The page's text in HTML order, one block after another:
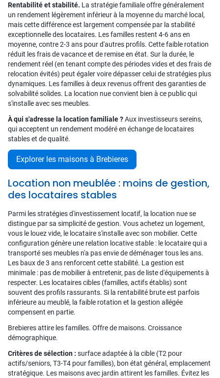
Rentabilité et stabilité. La stratégie familiale offre généralement
un rendement légèrement inférieur à la moyenne du marché local,
mais cette différence est largement compensée par la stabilité
exceptionnelle des locataires. Les familles restent 4-6 ans en
moyenne, contre 2-3 ans pour d'autres profils. Cette faible rotation
réduit les frais de vacance et de remise en état. Sur la durée, le
rendement réel (en tenant compte des périodes vides et des frais de
relocation évités) peut égaler voire dépasser celui de stratégies plus
dynamiques. Les familles à deux revenus offrent des garanties de
solvabilité solides. La location nue convient bien à ce public qui
s'installe avec ses meubles.
À qui s'adresse la location familiale ?Aux investisseurs sereins,
qui acceptent un rendement modéré en échange de locataires
stables et de qualité.
Explorer les maisons à Brebieres
Location non meublée : moins de gestion,
des locataires stables
Parmi les stratégies d'investissement locatif, la location nue se
distingue par sa simplicité de gestion. Vous achetez un logement,
vous le louez vide, le locataire s'installe avec son mobilier. Cette
configuration génère une relation locative stable : le locataire qui a
transporté ses meubles n'a pas envie de déménager tous les ans.
Les baux de 3 ans renforcent cette stabilité. La gestion est
minimale : pas de mobilier à entretenir, pas de liste d'équipements à
respecter. Les locataires cibles (familles, actifs établis) sont
souvent des profils rassurants. Si la rentabilité brute est parfois
inférieure au meublé, la faible rotation et la gestion allégée
compensent en partie.
Brebieres attire les familles. Offre de maisons. Croissance
démographique.
Critères de sélection : surface adaptée à la cible (T2 pour
actifs/seniors, T3-T4 pour familles), bon état général, emplacement
stratégique. Les maisons avec jardin attirent les familles. Évitez les